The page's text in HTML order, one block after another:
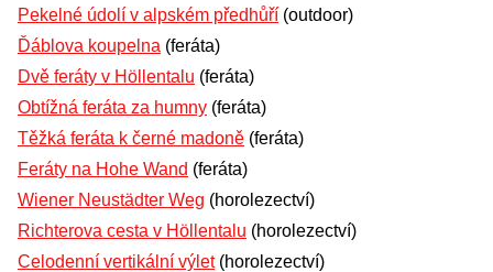
Pekelné údolí v alpském předhůří (outdoor)
Ďáblova koupelna (feráta)
Dvě feráty v Höllentalu (feráta)
Obtížná feráta za humny (feráta)
Těžká feráta k černé madoně (feráta)
Feráty na Hohe Wand (feráta)
Wiener Neustädter Weg (horolezectví)
Richterova cesta v Höllentalu (horolezectví)
Celodenní vertikální výlet(horolezectví)